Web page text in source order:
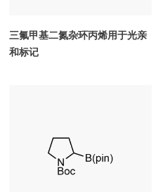
三氟甲基二氮杂环丙烯用于光亲
和标记